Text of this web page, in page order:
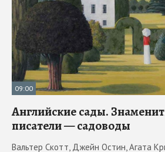
09:00
Английские сады.
писатели — садоводы
Вальтер Скотт, Джейн Остин, Агата